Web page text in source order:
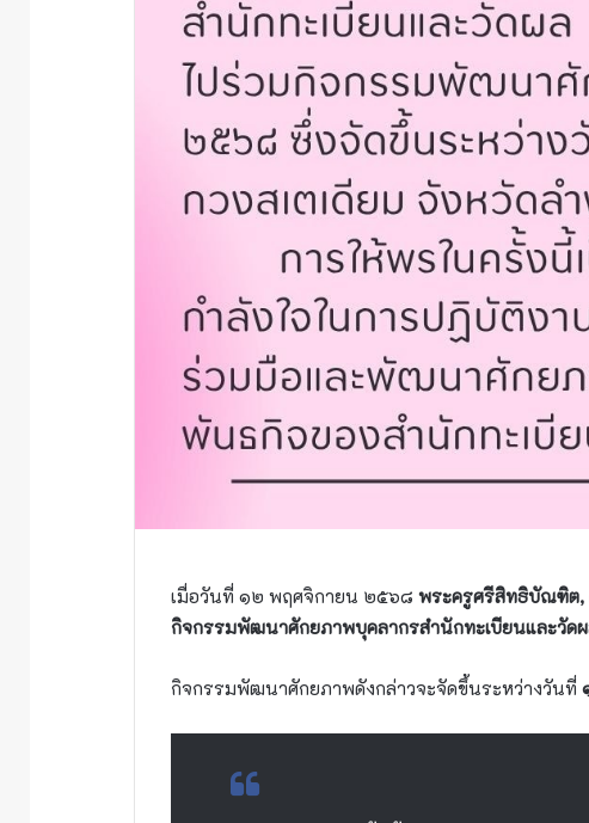
เมื่อวันที่ ๑๒ พฤศจิกายน ๒๕๖๘ พระครูศรีสิทธิบัณฑิต,
กิจกรรมพัฒนาศักยภาพบุคลากรสำนักทะเบียนและวัด
กิจกรรมพัฒนาศักยภาพดังกล่าวจะจัดขึ้นระหว่างวันที่